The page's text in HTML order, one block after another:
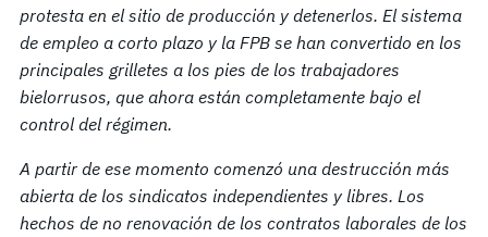
protesta en el sitio de producción y detenerlos. El sistema
de empleo a corto plazo y la FPB se han convertido en los
principales grilletes a los pies de los trabajadores
bielorrusos, que ahora están completamente bajo el
control del régimen.
A partir de ese momento comenzó una destrucción más
abierta de los sindicatos independientes y libres. Los
hechos de no renovación de los contratos laborales de los